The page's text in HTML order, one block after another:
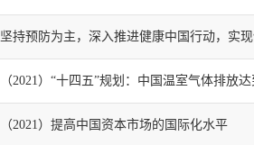
坚持预防为主，深入推进健康中国行动，实
（2021）“十四五”规划：中国温室气体排放
（2021）提高中国资本市场的国际化水平